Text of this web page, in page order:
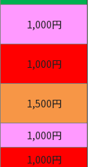
1,000円
1,000円
1,500円
1,000円
1,000円